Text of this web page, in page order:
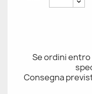
Se ordini entro
Consegna